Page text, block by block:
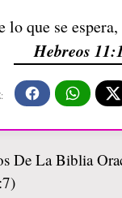
lo que se
Hebreos